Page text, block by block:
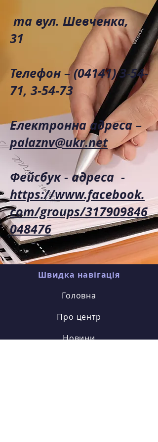
та вул. Шевченка,
31
Телефон –(04141) 3-54-
71, 3-54-73
Електронна адреса –
palaznv@ukr.net
Фейсбук - адреса -
https://www.facebook.
com/groups/317909846
048476
Швидка навігація
Головна
Про центр
Новини